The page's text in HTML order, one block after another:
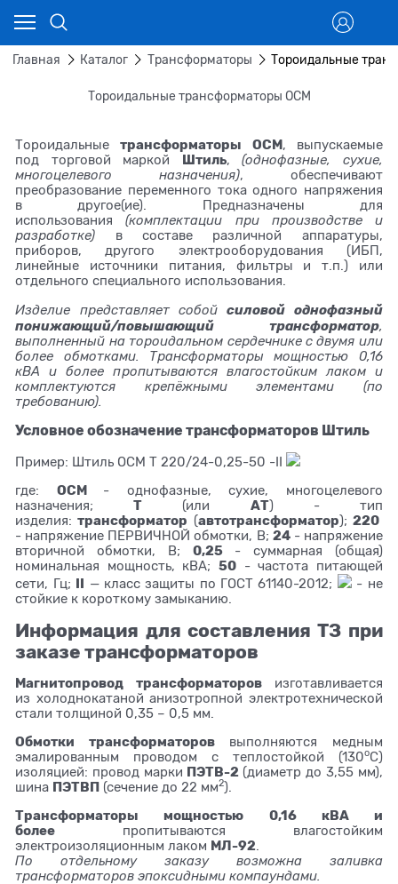
Главная Каталог Трансформаторы Тороидальные
Тороидальные трансформаторы ОСМ
Тороидальныетрансформаторы ОСМ, выпускаемые
под торговой маркой Штиль,(однофазные, сухие,
многоцелевого назначения), обеспечивают
преобразование переменного тока одного напряжения
в другое(ие). Предназначены для
использования(комплектации при производстве и
разработке) в составе различной аппаратуры,
приборов, другого электрооборудования (ИБП,
линейные источники питания, фильтры и т.п.) или
отдельного специального использования.
Изделие представляет собойсиловой однофазный
понижающий/повышающий трансформатор,
выполненный на тороидальном сердечнике с двумя или
более обмотками. Трансформаторы мощностью 0,16
кВА и более пропитываются влагостойким лаком и
комплектуются крепёжными элементами (по
требованию).
Условное обозначение трансформаторов Штиль
Пример: Штиль ОСМ Т 220/24-0,25-50 -II
где: ОСМ
- однофазные, сухие, многоцелевого
назначения;Т (или АТ) - тип
изделия:трансформатор (автотрансформатор); 220
- напряжение ПЕРВИЧНОЙ обмотки, В; 24- напряжение
вторичной обмотки, В; 0,25- суммарная (общая)
номинальная мощность, кВА; 50 - частота питающей
сети, Гц; II — класс защиты по ГОСТ 61140-2012;
- не
стойкие к короткому замыканию.
Информация для составления ТЗ при
заказе трансформаторов
Магнитопровод трансформаторовизготавливается
из холоднокатаной анизотропной электротехнической
стали толщиной 0,35 – 0,5 мм.
Обмотки трансформатороввыполняются медным
эмалированным проводом с теплостойкой (130oС)
изоляцией: провод марки ПЭТВ-2(диаметр до 3,55 мм),
шина ПЭТВП (сечение до 22 мм2).
Трансформаторы мощностью 0,16 кВА и
более пропитываются влагостойким
электроизоляционным лаком МЛ-92
По отдельному заказу возможна заливка
трансформаторов эпоксидными компаундами.